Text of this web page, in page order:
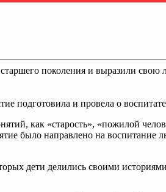
поколения и выразили свою
подготовила и провела о
как «старость», «пожилой
было направлено на воспитание
дети делились своими